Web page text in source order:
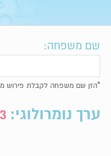
שם משפחה:
*הזן שם משפחה לקבלת פירוש
ערך נומרולוגי: